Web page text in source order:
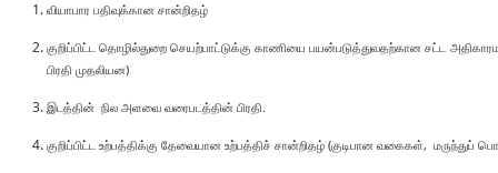
வியாபார பதிவுக்கான சான்றிதழ்
குறிப்பிட்ட தொழில்துறை செயற்பாட்டுக்கு காணியை பயன்படுத்துவதற்கான சட்ட
பிரதி முதலியன)
இடத்தின் நில அளவை வரைபடத்தின் பிரதி.
குறிப்பிட்ட உற்பத்திக்கு தேவையான உற்பத்திச் சான்றிதழ் (குடிபான வகைகள், மருந்துப்